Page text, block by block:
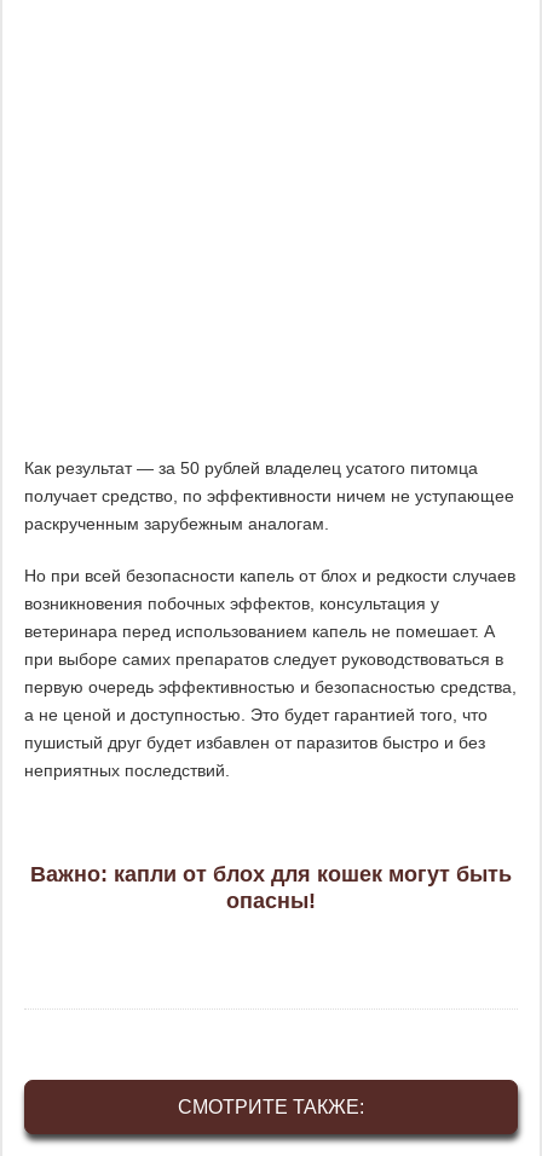
Как результат — за 50 рублей владелец усатого питомца
получает средство, по эффективности ничем не уступающее
раскрученным зарубежным аналогам.
Но при всей безопасности капель от блох и редкости случаев
возникновения побочных эффектов, консультация у
ветеринара перед использованием капель не помешает. А
при выборе самих препаратов следует руководствоваться в
первую очередь эффективностью и безопасностью средства,
а не ценой и доступностью. Это будет гарантией того, что
пушистый друг будет избавлен от паразитов быстро и без
неприятных последствий.
Важно: капли от блох для кошек могут быть
опасны!
СМОТРИТЕ ТАКЖЕ: